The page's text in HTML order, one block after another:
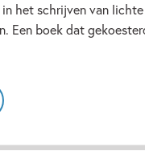
het schrijven van
Een boek dat